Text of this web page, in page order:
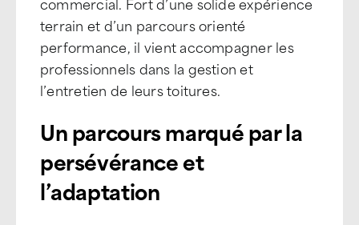
terrain et d’un parcours orienté
performance, il vient accompagner les
professionnels dans la gestion et
l’entretien de leurs toitures.
Un parcours marqué par la
persévérance et
l’adaptation